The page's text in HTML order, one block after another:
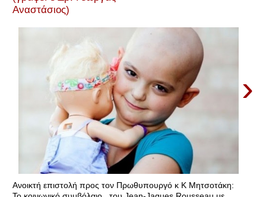
Αναστάσιος)
›
Ανοικτή επιστολή προς τον Πρωθυπουργό κ Κ Μητσοτάκη: